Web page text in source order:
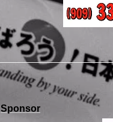
Sponsor